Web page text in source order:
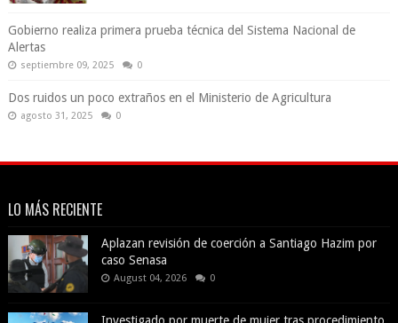
Gobierno realiza primera prueba técnica del Sistema Nacional de
Alertas
septiembre 09, 2025 0
Dos ruidos un poco extraños en el Ministerio de Agricultura
agosto 31, 2025 0
LO MÁS RECIENTE
Aplazan revisión de coerción a Santiago Hazim por
caso Senasa
August 04, 2026 0